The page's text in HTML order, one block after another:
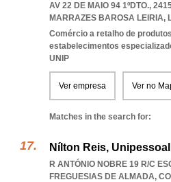
AV 22 DE MAIO 94 1ºDTO.,
MARRAZES BAROSA LEIRIA,
Comércio a retalho de
estabelecimentos
UNIP
Ver empresa Ver no
Matches in the search for:
Nílton Reis,
R ANTÓNIO NOBRE 19 R/C
FREGUESIAS DE ALMADA,